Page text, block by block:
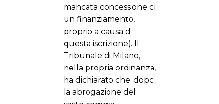
mancata concessione di
un finanziamento,
proprio a causa di
questa iscrizione). Il
Tribunale di Milano,
nella propria ordinanza,
ha dichiarato che, dopo
la abrogazione del